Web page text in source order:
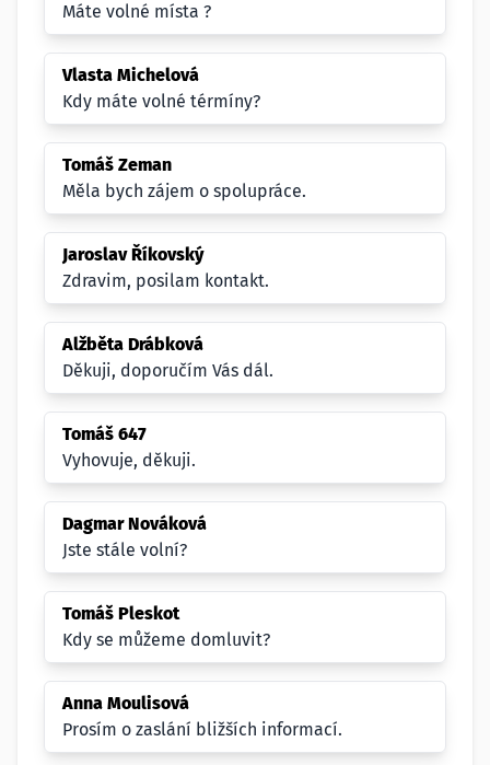
Máte volné místa ?
Vlasta Michelová
Kdy máte volné térmíny?
Tomáš Zeman
Měla bych zájem o spolupráce.
Jaroslav Říkovský
Zdravim, posilam kontakt.
Alžběta Drábková
Děkuji, doporučím Vás dál.
Tomáš 647
Vyhovuje, děkuji.
Dagmar Nováková
Jste stále volní?
Tomáš Pleskot
Kdy se můžeme domluvit?
Anna Moulisová
Prosím o zaslání bližších informací.